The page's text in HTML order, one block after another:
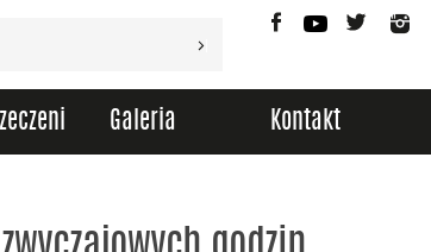
FacebookYouTubeTwitter
Galeria Kontakt